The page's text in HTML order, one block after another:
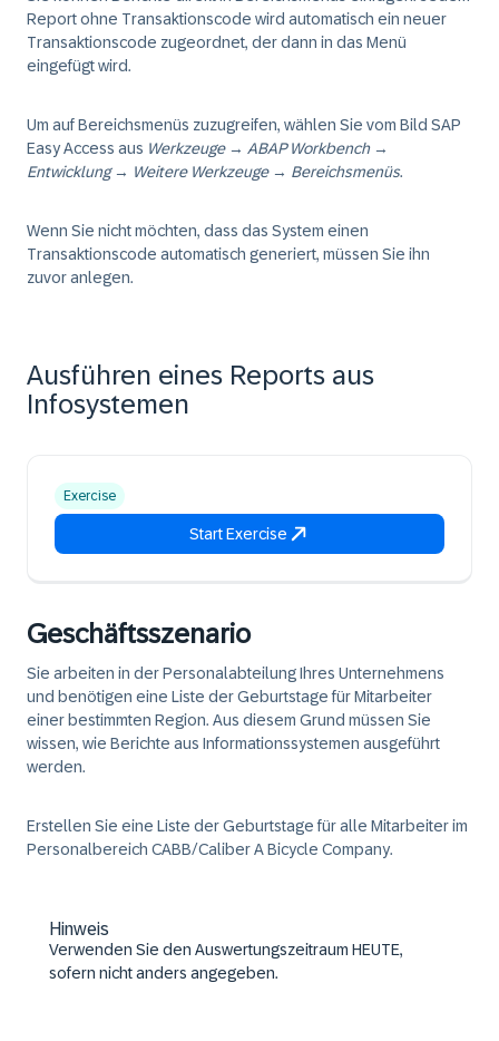
Report ohne Transaktionscode wird automatisch ein neuer
Transaktionscode zugeordnet, der dann in das Menü
eingefügt wird.
Um auf Bereichsmenüs zuzugreifen, wählen Sie vom Bild SAP
Easy Access aus Werkzeuge→ ABAP Workbench→
Entwicklung→ Weitere Werkzeuge→ Bereichsmenüs.
Wenn Sie nicht möchten, dass das System einen
Transaktionscode automatisch generiert, müssen Sie ihn
zuvor anlegen.
Ausführen eines Reports aus
Infosystemen
Exercise
Start Exercise
Geschäftsszenario
Sie arbeiten in der Personalabteilung Ihres Unternehmens
und benötigen eine Liste der Geburtstage für Mitarbeiter
einer bestimmten Region. Aus diesem Grund müssen Sie
wissen, wie Berichte aus Informationssystemen ausgeführt
werden.
Erstellen Sie eine Liste der Geburtstage für alle Mitarbeiter im
Personalbereich CABB/Caliber A Bicycle Company.
Hinweis
Verwenden Sie den Auswertungszeitraum HEUTE,
sofern nicht anders angegeben.